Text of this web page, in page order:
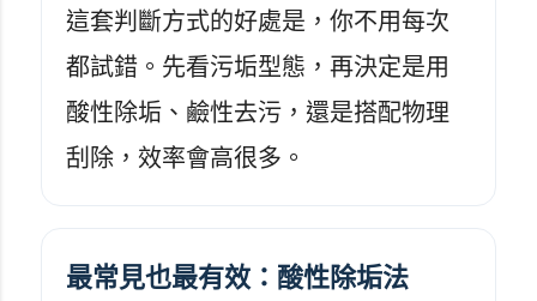
這套判斷方式的好處是，你不用每次
都試錯。先看污垢型態，再決定是用
酸性除垢、鹼性去污，還是搭配物理
刮除，效率會高很多。
最常見也最有效：酸性除垢法